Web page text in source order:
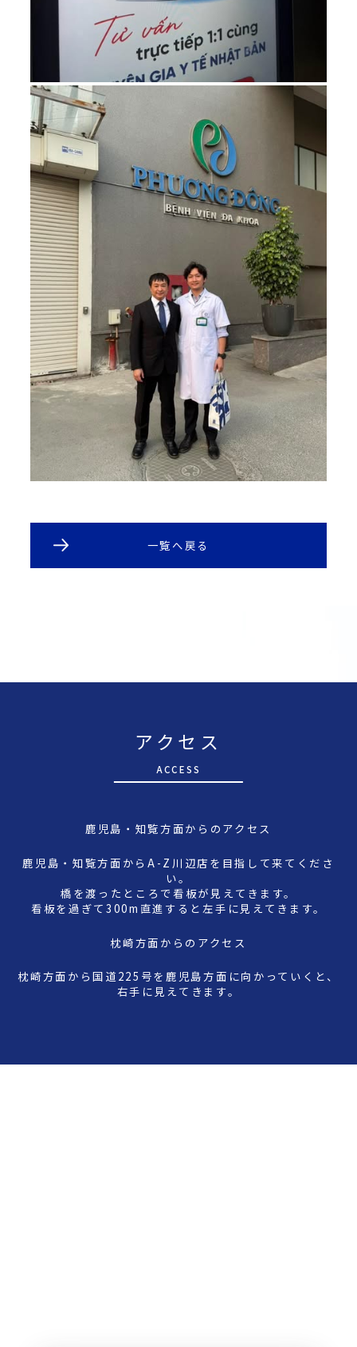
一覧へ戻る
アクセス
ACCESS
鹿児島・知覧方面からのアクセス
鹿児島・知覧方面からA-Z川辺店を目指して来てくださ
い。
橋を渡ったところで看板が見えてきます。
看板を過ぎて300m直進すると左手に見えてきます。
枕崎方面からのアクセス
枕崎方面から国道225号を鹿児島方面に向かっていくと、
右手に見えてきます。